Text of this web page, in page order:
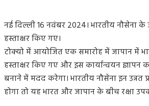
नई दिल्ली 16 नवंबर 2024। भारतीय नौसेना
हस्ताक्षर किए गए।
टोक्यो में आयोजित एक समारोह में जापान में
हस्ताक्षर किए गए और इस कार्यान्वयन
बनाने में मदद करेगा। भारतीय नौसेना इन उन्नत
होगा तो यह भारत और जापान के बीच रक्षा